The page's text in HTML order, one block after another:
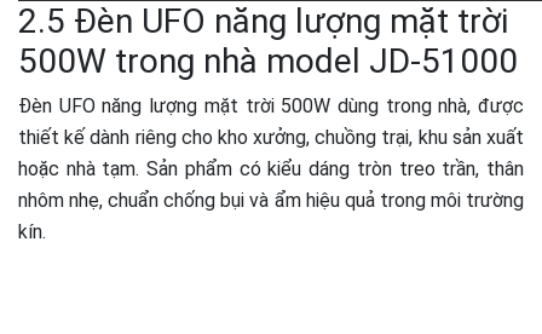
2.5 Đèn UFO năng lượng mặt trời
500W trong nhà model JD-51000
Đèn UFO năng lượng mặt trời 500W dùng trong nhà, được
thiết kế dành riêng cho kho xưởng, chuồng trại, khu sản xuất
hoặc nhà tạm. Sản phẩm có kiểu dáng tròn treo trần, thân
nhôm nhẹ, chuẩn chống bụi và ẩm hiệu quả trong môi trường
kín.